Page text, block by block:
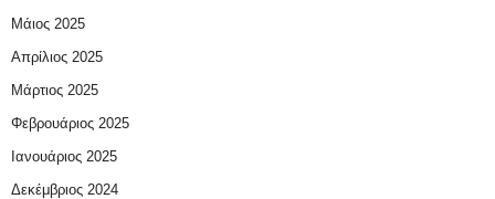
Μάιος 2025
Απρίλιος 2025
Μάρτιος 2025
Φεβρουάριος 2025
Ιανουάριος 2025
Δεκέμβριος 2024